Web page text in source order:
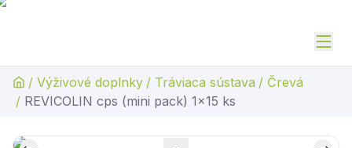
/ Výživové doplnky / Tráviaca sústava / Črevá
/ REVICOLIN cps (mini pack) 1x15 ks